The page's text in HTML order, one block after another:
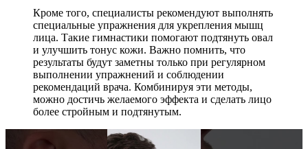
Кроме того, специалисты рекомендуют выполнять
специальные упражнения для укрепления мышц
лица. Такие гимнастики помогают подтянуть овал
и улучшить тонус кожи. Важно помнить, что
результаты будут заметны только при регулярном
выполнении упражнений и соблюдении
рекомендаций врача. Комбинируя эти методы,
можно достичь желаемого эффекта и сделать лицо
более стройным и подтянутым.